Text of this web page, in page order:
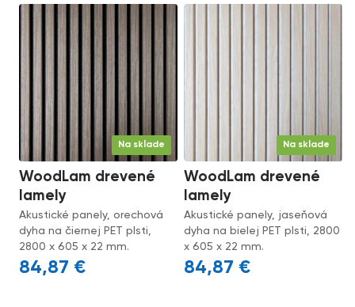
Na sklade
WoodLam drevené
lamely
Akustické panely, orechová
dyha na čiernej PET plsti,
2800 x 605 x 22 mm.
84,87 €
Na sklade
WoodLam drevené
lamely
Akustické panely, jaseňová
dyha na bielej PET plsti, 2800
x 605 x 22 mm.
84,87 €